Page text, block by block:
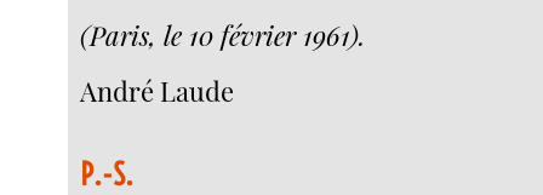
(Paris, le 10 février 1961).
André Laude
P.-S.